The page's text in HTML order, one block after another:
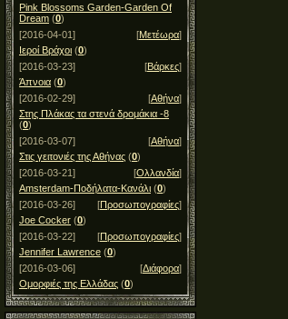
Pink Blossoms Garden-Garden Of
Dream (0)
[2016-04-01]
[Μετέωρα]
Ιεροί Βράχοι (0)
[2016-03-23]
[Βάρκες]
Άπνοια (0)
[2016-02-29]
[Αθήνα]
Στης Πλάκας τα στενά δρομάκια -8
(0)
[2016-03-07]
[Αθήνα]
Στις γειτονιές της Αθήνας (0)
[2016-03-21]
[Ολλανδία]
Amsterdam-Ποδήλατα-Κανάλι (0)
[2016-03-26]
[Προσωπογραφίες]
Joe Cocker (0)
[2016-03-22]
[Προσωπογραφίες]
Jennifer Lawrence (0)
[2016-03-06]
[Διάφορα]
Ομορφιές της Ελλάδας (0)